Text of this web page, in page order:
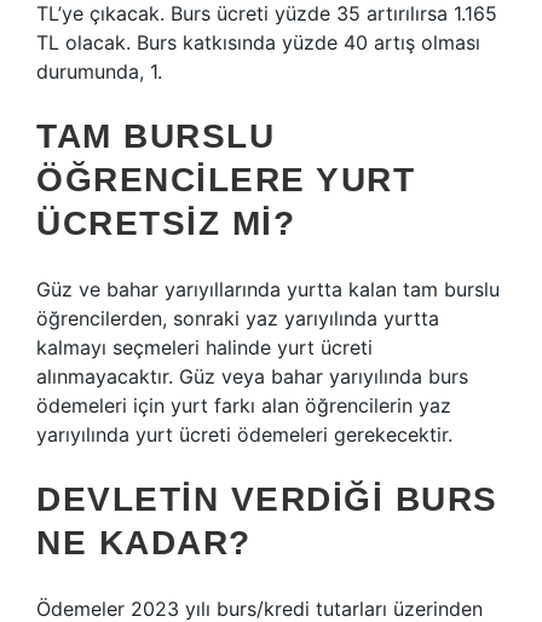
TL’ye çıkacak. Burs ücreti yüzde 35 artırılırsa 1.165
TL olacak. Burs katkısında yüzde 40 artış olması
durumunda, 1.
TAM BURSLU
ÖĞRENCILERE YURT
ÜCRETSIZ MI?
Güz ve bahar yarıyıllarında yurtta kalan tam burslu
öğrencilerden, sonraki yaz yarıyılında yurtta
kalmayı seçmeleri halinde yurt ücreti
alınmayacaktır. Güz veya bahar yarıyılında burs
ödemeleri için yurt farkı alan öğrencilerin yaz
yarıyılında yurt ücreti ödemeleri gerekecektir.
DEVLETIN VERDIĞI BURS
NE KADAR?
Ödemeler 2023 yılı burs/kredi tutarları üzerinden